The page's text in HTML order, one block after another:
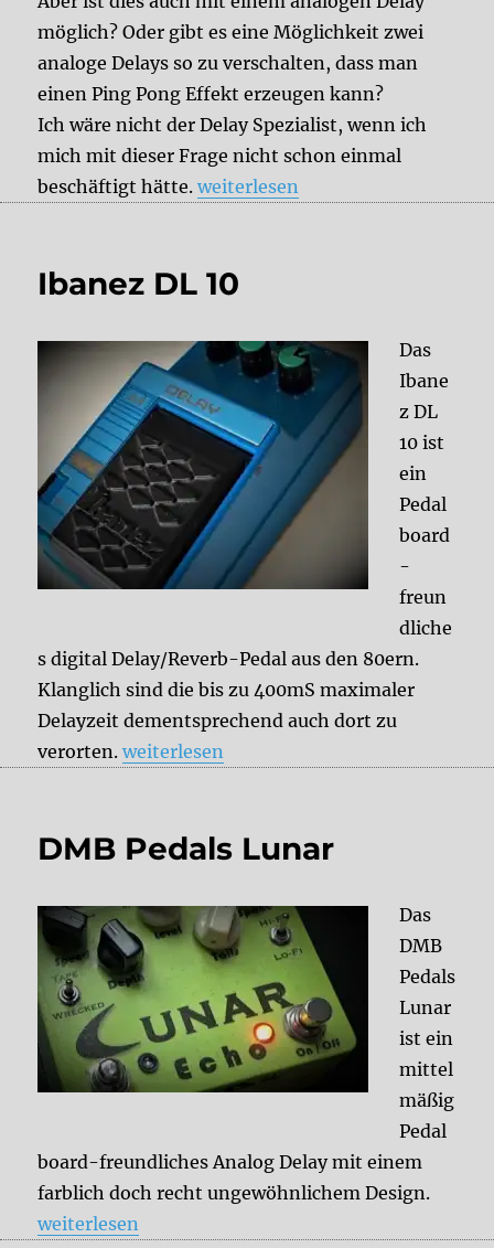
möglich? Oder gibt es eine Möglichkeit zwei
analoge Delays so zu verschalten, dass man
einen Ping Pong Effekt erzeugen kann?
Ich wäre nicht der Delay Spezialist, wenn ich
mich mit dieser Frage nicht schon einmal
beschäftigt hätte.„Analoges Ping Pong Delay“
weiterlesen
Ibanez DL 10
Das
Ibane
z DL
10 ist
ein
Pedal
board
-
freun
dliche
s digital Delay/Reverb-Pedal aus den 80ern.
Klanglich sind die bis zu 400mS maximaler
Delayzeit dementsprechend auch dort zu
verorten.„Ibanez DL 10“
weiterlesen
DMB Pedals Lunar
Das
DMB
Pedals
Lunar
ist ein
mittel
mäßig
Pedal
board-freundliches Analog Delay mit einem
farblich doch recht ungewöhnlichem Design.
„DMB Pedals Lunar“
weiterlesen